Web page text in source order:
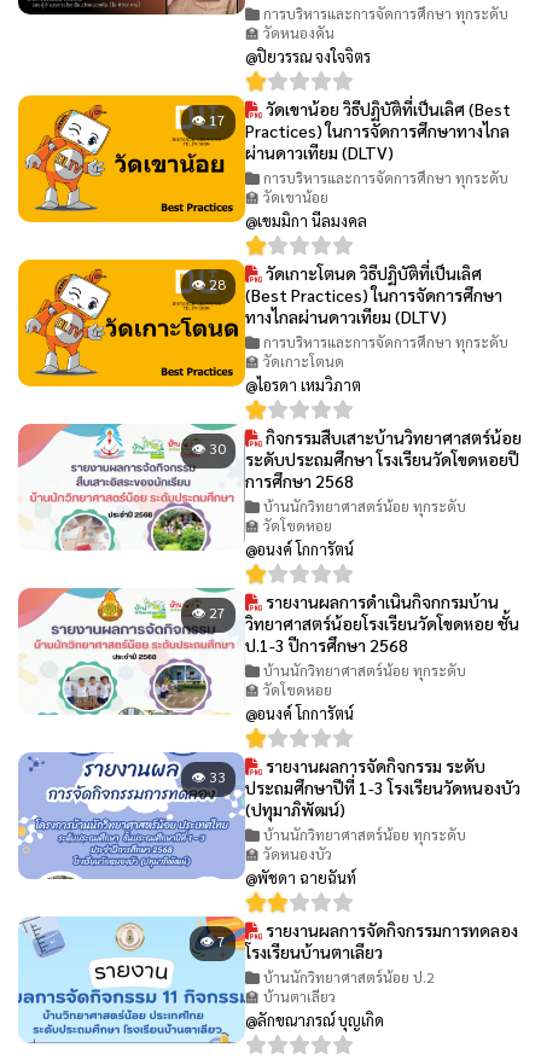
การบริหารและการจัดการศึกษา ทุกระดับ
🏫 วัดหนองคัน
@ปิยวรรณ จงใจจิตร
👁 17
วัดเขาน้อย วิธีปฏิบัติที่เป็นเลิศ (Best
Practices) ในการจัดการศึกษาทางไกล
ผ่านดาวเทียม (DLTV)
การบริหารและการจัดการศึกษา ทุกระดับ
🏫 วัดเขาน้อย
@เขมมิกา นีลมงคล
👁 28
วัดเกาะโตนด วิธีปฏิบัติที่เป็นเลิศ
(Best Practices) ในการจัดการศึกษา
ทางไกลผ่านดาวเทียม (DLTV)
การบริหารและการจัดการศึกษา ทุกระดับ
🏫 วัดเกาะโตนด
@ไอรดา เหมวิภาต
👁 30
กิจกรรมสืบเสาะบ้านวิทยาศาสตร์น้อย
ระดับประถมศึกษา โรงเรียนวัดโขดหอยปี
การศึกษา 2568
บ้านนักวิทยาศาสตร์น้อย ทุกระดับ
🏫 วัดโขดหอย
@อนงค์ โกการัตน์
👁 27
รายงานผลการดำเนินกิจกกรมบ้าน
วิทยาศาสตร์น้อยโรงเรียนวัดโขดหอย ชั้น
ป.1-3 ปีการศึกษา 2568
บ้านนักวิทยาศาสตร์น้อย ทุกระดับ
🏫 วัดโขดหอย
@อนงค์ โกการัตน์
👁 33
รายงานผลการจัดกิจกรรม ระดับ
ประถมศึกษาปีที่ 1-3 โรงเรียนวัดหนองบัว
(ปทุมาภิพัฒน์)
บ้านนักวิทยาศาสตร์น้อย ทุกระดับ
🏫 วัดหนองบัว
@พัชดา ฉายฉันท์
👁 7
รายงานผลการจัดกิจกรรมการทดลอง
โรงเรียนบ้านตาเลียว
บ้านนักวิทยาศาสตร์น้อย ป.2
🏫 บ้านตาเลียว
@ลักขณาภรณ์ บุญเกิด